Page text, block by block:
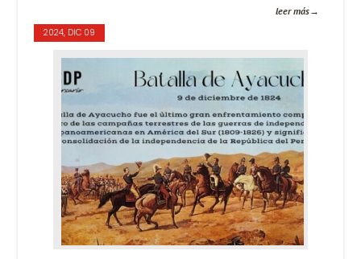
leer más
2024, DIC 09